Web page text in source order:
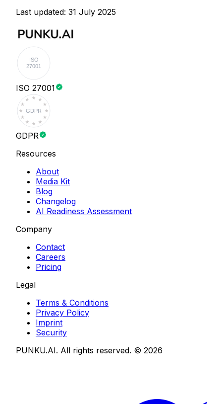
Last updated: 31 July 2025
ISO
27001
ISO 27001
GDPR
GDPR
Resources
About
Media Kit
Blog
Changelog
AI Readiness Assessment
Company
Contact
Careers
Pricing
Legal
Terms & Conditions
Privacy Policy
Imprint
Security
PUNKU.AI. All rights reserved. © 2026